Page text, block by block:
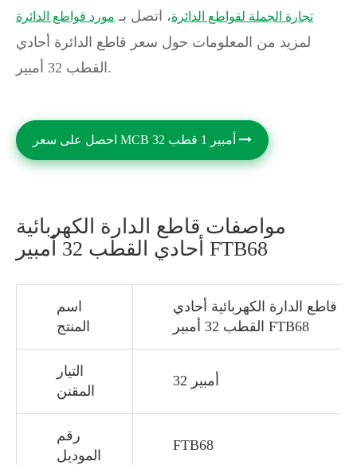
تجارة الجملة لقواطع الدائرة، اتصل بـ مورد قواطع الدائرة
لمزيد من المعلومات حول سعر قاطع الدائرة أحادي
القطب 32 أمبير.
مواصفات قاطع الدارة الكهربائية
أحادي القطب 32 أمبير FTB68
اسم
المنتج
قاطع الدارة الكهربائية أحادي
القطب 32 أمبير FTB68
التيار
المقنن
32 أمبير
رقم
الموديل
FTB68